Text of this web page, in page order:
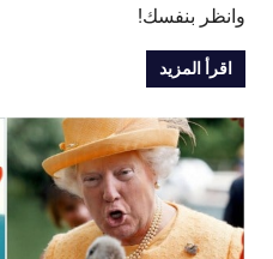
وانظر بنفسك!
اقرأ المزيد